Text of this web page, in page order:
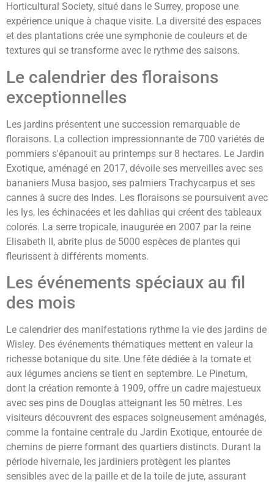
Horticultural Society, situé dans le Surrey, propose une
expérience unique à chaque visite. La diversité des espaces
et des plantations crée une symphonie de couleurs et de
textures qui se transforme avec le rythme des saisons.
Le calendrier des floraisons
exceptionnelles
Les jardins présentent une succession remarquable de
floraisons. La collection impressionnante de 700 variétés de
pommiers s'épanouit au printemps sur 8 hectares. Le Jardin
Exotique, aménagé en 2017, dévoile ses merveilles avec ses
bananiers Musa basjoo, ses palmiers Trachycarpus et ses
cannes à sucre des Indes. Les floraisons se poursuivent avec
les lys, les échinacées et les dahlias qui créent des tableaux
colorés. La serre tropicale, inaugurée en 2007 par la reine
Elisabeth II, abrite plus de 5000 espèces de plantes qui
fleurissent à différents moments.
Les événements spéciaux au fil
des mois
Le calendrier des manifestations rythme la vie des jardins de
Wisley. Des événements thématiques mettent en valeur la
richesse botanique du site. Une fête dédiée à la tomate et
aux légumes anciens se tient en septembre. Le Pinetum,
dont la création remonte à 1909, offre un cadre majestueux
avec ses pins de Douglas atteignant les 50 mètres. Les
visiteurs découvrent des espaces soigneusement aménagés,
comme la fontaine centrale du Jardin Exotique, entourée de
chemins de pierre formant des quartiers distincts. Durant la
période hivernale, les jardiniers protègent les plantes
sensibles avec de la paille et de la toile de jute, assurant